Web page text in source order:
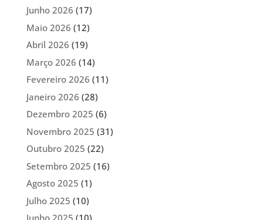
Junho 2026 (17)
Maio 2026 (12)
Abril 2026 (19)
Março 2026 (14)
Fevereiro 2026 (11)
Janeiro 2026 (28)
Dezembro 2025 (6)
Novembro 2025 (31)
Outubro 2025 (22)
Setembro 2025 (16)
Agosto 2025 (1)
Julho 2025 (10)